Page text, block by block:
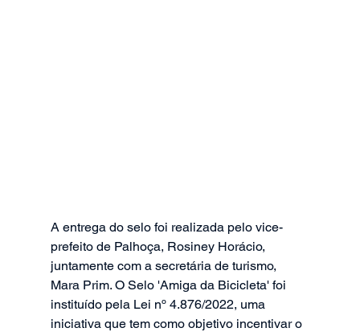
A entrega do selo foi realizada pelo vice-
prefeito de Palhoça, Rosiney Horácio,
juntamente com a secretária de turismo,
Mara Prim. O Selo 'Amiga da Bicicleta' foi
instituído pela Lei nº 4.876/2022, uma
iniciativa que tem como objetivo incentivar o